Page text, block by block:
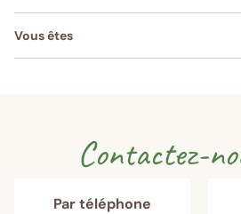
Vous êtes
Contactez-
Par téléphone